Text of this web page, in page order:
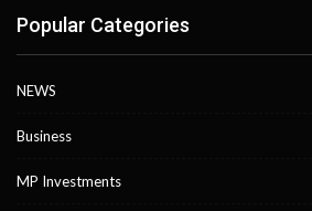
Popular Categories
NEWS
Business
MP Investments